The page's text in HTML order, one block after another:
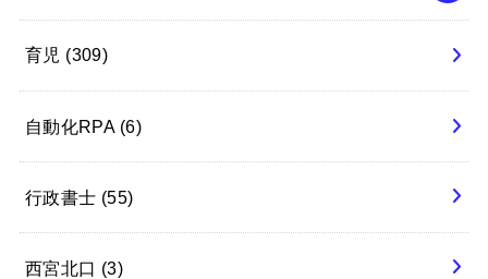
育児 (309)
自動化RPA (6)
行政書士 (55)
西宮北口 (3)